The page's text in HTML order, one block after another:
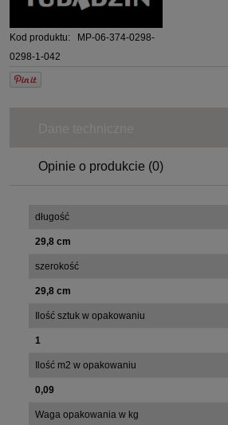
Kod produktu:
MP-06-374-0298-
0298-1-042
Opinie o produkcie (0)
długość
29,8 cm
szerokość
29,8 cm
Ilość sztuk w opakowaniu
1
Ilość m2 w opakowaniu
0,09
Waga opakowania w kg